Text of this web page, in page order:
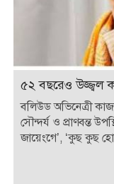
৫২ বছরেও উজ্জ্বল
বলিউড অভিনেত্রী
সৌন্দর্য ও প্রাণবন্ত
জায়েংগে’, ‘কুছ কুছ